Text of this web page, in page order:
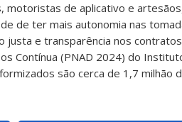
motoristas de aplicativo e
de ter mais autonomia nas
justa e transparência nos
Contínua (PNAD 2024) do
são cerca de 1,7 milhão